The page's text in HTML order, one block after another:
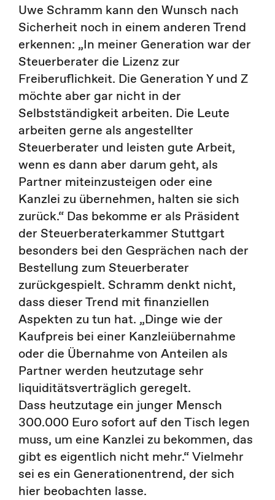
Uwe Schramm kann den Wunsch nach
Sicherheit noch in einem anderen Trend
erkennen: „In meiner Generation war der
Steuerberater die Lizenz zur
Freiberuflichkeit. Die Generation Y und Z
möchte aber gar nicht in der
Selbstständigkeit arbeiten. Die Leute
arbeiten gerne als angestellter
Steuerberater und leisten gute Arbeit,
wenn es dann aber darum geht, als
Partner miteinzusteigen oder eine
Kanzlei zu übernehmen, halten sie sich
zurück.“ Das bekomme er als Präsident
der Steuerberaterkammer Stuttgart
besonders bei den Gesprächen nach der
Bestellung zum Steuerberater
zurückgespielt. Schramm denkt nicht,
dass dieser Trend mit finanziellen
Aspekten zu tun hat. „Dinge wie der
Kaufpreis bei einer Kanzleiübernahme
oder die Übernahme von Anteilen als
Partner werden heutzutage sehr
liquiditätsverträglich geregelt.
Dass heutzutage ein junger Mensch
300.000 Euro sofort auf den Tisch legen
muss, um eine Kanzlei zu bekommen, das
gibt es eigentlich nicht mehr.“ Vielmehr
sei es ein Generationentrend, der sich
hier beobachten lasse.